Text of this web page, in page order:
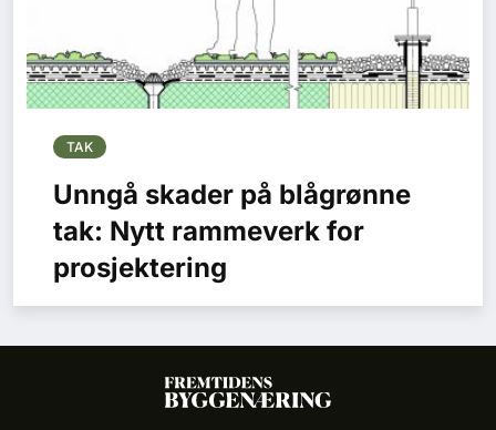
TAK
Unngå skader på blågrønne
tak: Nytt rammeverk for
prosjektering